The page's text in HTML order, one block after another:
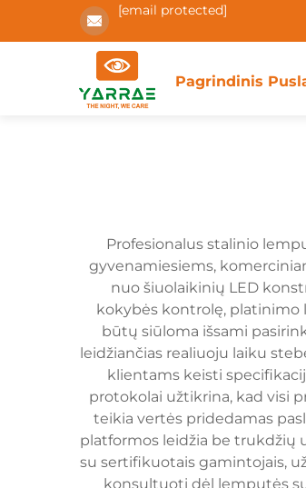
[email protected]
Pagrindinis
Profesionalus stalinio
gyvenamiesiems,
nuo šiuolaikinių LED
kokybės kontrolę, platinimo
būtų siūloma išsami
leidžiančias realiuoju laiku
klientams keisti
protokolai užtikrina, kad visi
teikia vertės pridedamas
platformos leidžia be trukdžių
su sertifikuotais gamintojais,
konsultuoti dėl lemputės